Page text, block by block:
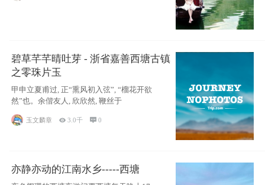
碧草芊芊晴吐芽 - 浙省嘉善西塘古镇
之零珠片玉
甲申立夏甫过, 正“熏风初入弦”, “榴花开欲
然”也。余偕友人, 欣欣然, 鞭丝于
玉文麟章  3.0千 0
亦静亦动的江南水乡-----西塘